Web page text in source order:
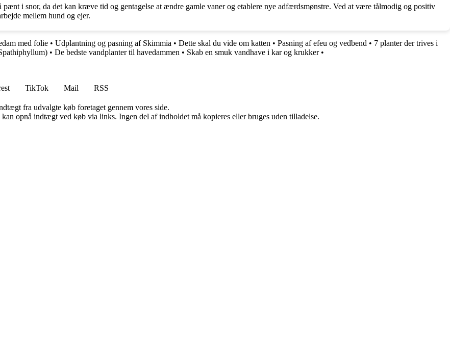
i snor, da det kan kræve tid og gentagelse at ændre gamle vaner og etablere nye adfærdsmønstre. Ved at være tålmodig og positiv
mellem hund og ejer.
med folie • Udplantning og pasning af Skimmia • Dette skal du vide om katten • Pasning af efeu og vedbend • 7 planter der trives i
• De bedste vandplanter til havedammen • Skab en smuk vandhave i kar og krukker•
TikTok Mail
RSS
fra udvalgte køb foretaget gennem vores side.
opnå indtægt ved køb via links. Ingen del af indholdet må kopieres eller bruges uden tilladelse.